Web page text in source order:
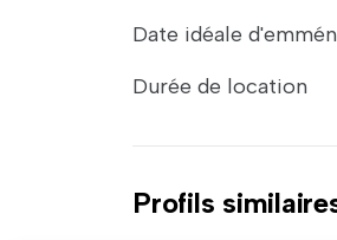
Date idéale
Durée de location
Profils